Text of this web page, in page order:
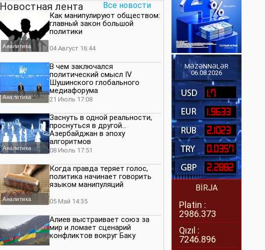
Новостная лента Все новости
Аналитика
Как манипулируют обществом:
главный закон большой
политики
04 Август 16:44
Аналитика
В чем заключался
политический смысл IV
Шушинского глобального
медиафорума
21 Июль 17:08
Аналитика
Заснуть в одной реальности,
проснуться в другой…
Азербайджан в эпоху
алгоритмов
08 Июль 17:51
Аналитика
Когда правда теряет голос,
политика начинает говорить
языком манипуляций
05 Май 14:35
Алиев выстраивает союз за
мир и ломает сценарий
конфликтов вокруг Баку
MƏZƏNNƏLƏR
06.08.2026
1.7
1.9633
2.1023
0.0357
2.2882
BİRJA
Platin :
2986.373
Qızıl :
7246.896